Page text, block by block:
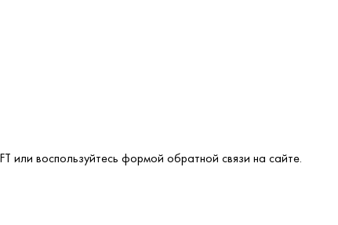
или воспользуйтесь формой обратной связи на сайте.